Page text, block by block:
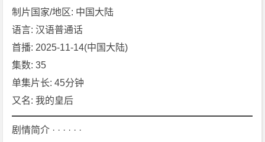
制片国家/地区: 中国大陆
语言: 汉语普通话
首播: 2025-11-14(中国大陆)
集数: 35
单集片长: 45分钟
又名: 我的皇后
剧情简介 · · · · · ·